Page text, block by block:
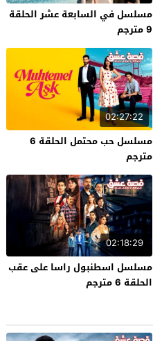
مسلسل في السابعة عشر الحلقة
9 مترجم
02:27:22
مسلسل حب محتمل الحلقة 6
مترجم
02:18:29
مسلسل اسطنبول راسا على عقب
الحلقة 6 مترجم